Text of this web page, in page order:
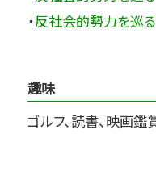
・反社会的勢力を巡
趣味
ゴルフ、読書、映画鑑